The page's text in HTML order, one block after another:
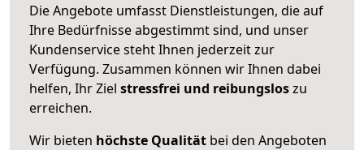
Die Angebote umfasst Dienstleistungen, die auf
Ihre Bedürfnisse abgestimmt sind, und unser
Kundenservice steht Ihnen jederzeit zur
Verfügung. Zusammen können wir Ihnen dabei
helfen, Ihr Ziel stressfrei und reibungsloszu
erreichen.
Wir bieten höchste Qualität bei den Angeboten